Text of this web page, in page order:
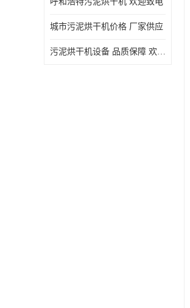
城市污泥烘干机价格 厂家供应
污泥烘干机设备 品质保障 欢迎咨询